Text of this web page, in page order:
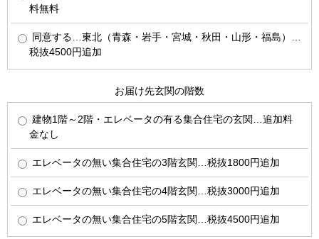
料無料
同意する…東北（青森・岩手・宮城・秋田・山形・福島）…
税抜4500円追加
お届け先玄関の階数
建物1階～2階・エレベータの有る集合住宅の玄関…追加料
金なし
エレベータの無い集合住宅の3階玄関…税抜1800円追加
エレベータの無い集合住宅の4階玄関…税抜3000円追加
エレベータの無い集合住宅の5階玄関…税抜4500円追加